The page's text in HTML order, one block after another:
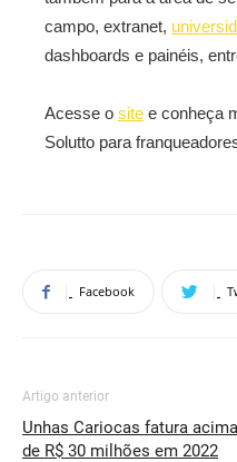
campo, extranet,
dashboards e painéis,
Acesse o site e conheça
Solutto para
Facebook
Artigo anterior
Unhas Cariocas fatura acima
de R$ 30 milhões em 2022